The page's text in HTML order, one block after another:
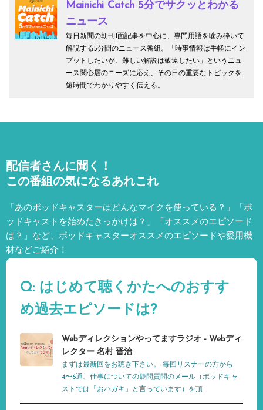
Mainichi Catch 5分でサクッとわかる
ニュース
毎日新聞の朝刊1面記事を中心に、専門用語を噛み砕いて
解説する5分間のニュース番組。「時事情報は手軽にイン
プットしたいが、難しい解説は敬遠したい」というニュ
ース関心層のニーズに応え、その日の重要なトピックを
短時間でわかりやすく伝える。
配信者さんに聞く！
この番組の気になるあれこれ
「あのポッドキャスターはどんなマイクを使っている？」「ポ
ッドキャストを始めたきっかけは？」「オススメのエピソード
は？」など、 ポッドキャスターオススメのエピソードや愛用機
材などご紹介！
Q: はじめて聴くかたへのおすす
め過去エピソードは?
Webディレクションやってますラジオ - Webディ
レクター 名村 晋治
まずは最新回をお聴き下さい。 毎回リスナーの方から
4〜6通、仕事についての疑問質問のメール（ポッドキャ
ストでは「おハガキ」と言っています）を頂...